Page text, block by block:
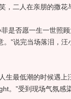
二人在亲朋的撒花与
否愿一生一世照顾
。”说完当场落泪，
最低潮的时候遇上
。”受到现场气氛感